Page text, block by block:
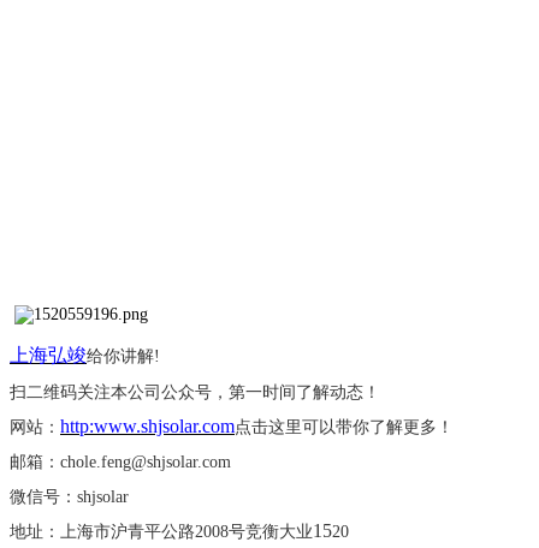
上海弘竣给你讲解!
扫二维码关注本公司公众号，第一时间了解动态！
网站： http:www.shjsolar.com点击这里可以带你了解更多！
邮箱： chole.feng@shjsolar.com
微信号： shjsolar
地址：上海市沪青平公路2008号竞衡大业1520